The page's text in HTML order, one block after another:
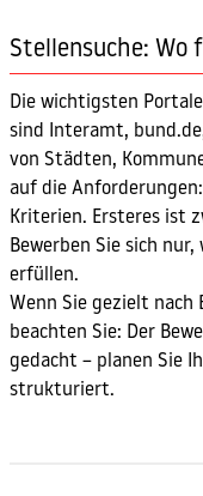
Stellensuche: Wo
Die wichtigsten
sind Interamt,
von Städten,
auf die
Kriterien. Ersteres ist
Bewerben Sie sich
erfüllen.
Wenn Sie gezielt nach
beachten Sie: Der
gedacht – planen Sie
strukturiert.